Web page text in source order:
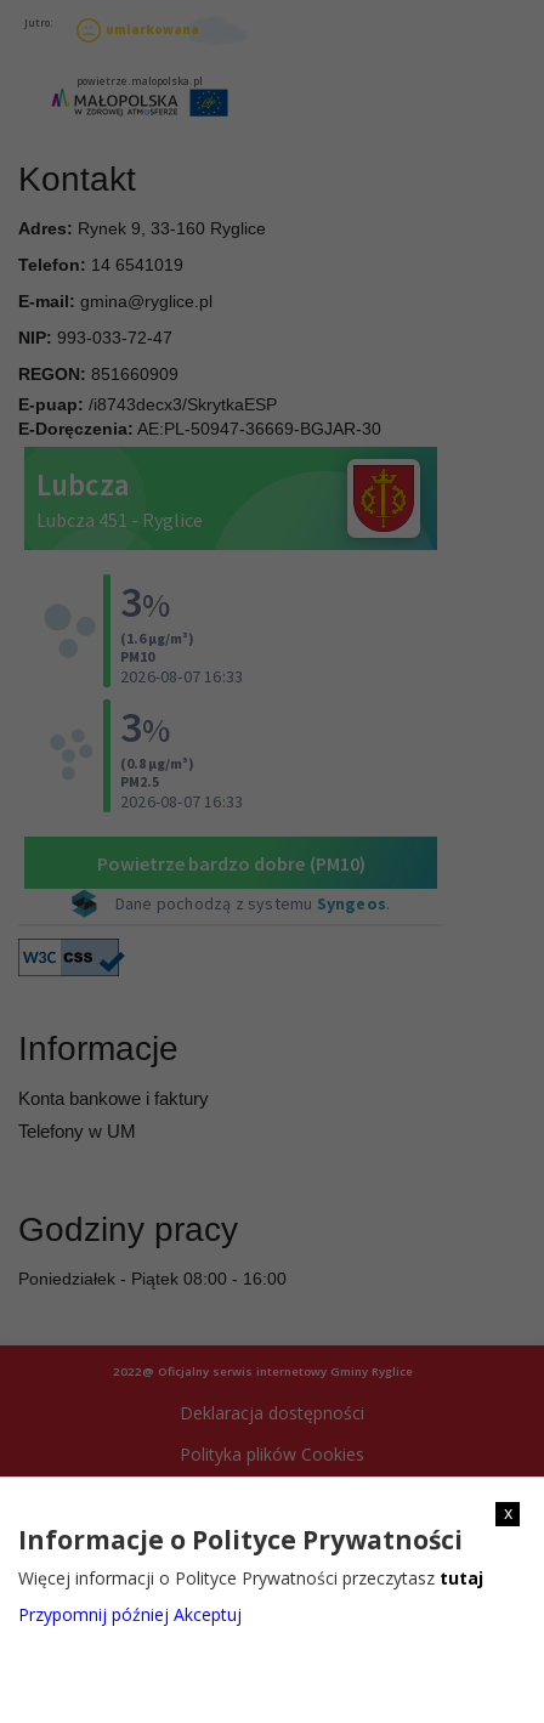
Kontakt
Adres: Rynek 9, 33-160 Ryglice
Telefon: 14 6541019
E-mail: gmina@ryglice.pl
NIP: 993-033-72-47
REGON: 851660909
E-puap: /i8743decx3/SkrytkaESP
E-Doręczenia: AE:PL-50947-36669-BGJAR-30
Informacje
Konta bankowe i faktury
Telefony w UM
Godziny pracy
Poniedziałek - Piątek 08:00 - 16:00
2022@ Oficjalny serwis internetowy Gminy Ryglice
Deklaracja dostępności
Polityka plików Cookies
x
Informacje o Polityce Prywatności
Więcej informacji o Polityce Prywatności przeczytasz tutaj
Przypomnij później Akceptuj